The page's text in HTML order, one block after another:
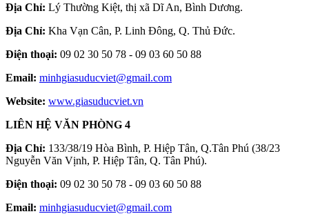
Địa Chỉ: Lý Thường Kiệt, thị xã Dĩ An, Bình Dương.
Địa Chỉ: Kha Vạn Cân, P. Linh Đông, Q. Thủ Đức.
Điện thoại: 09 02 30 50 78 - 09 03 60 50 88
Email: minhgiasuducviet@gmail.com
Website: www.giasuducviet.vn
LIÊN HỆ VĂN PHÒNG 4
Địa Chỉ: 133/38/19 Hòa Bình, P. Hiệp Tân, Q.Tân Phú (38/23
Nguyễn Văn Vịnh, P. Hiệp Tân, Q. Tân Phú).
Điện thoại: 09 02 30 50 78 - 09 03 60 50 88
Email: minhgiasuducviet@gmail.com